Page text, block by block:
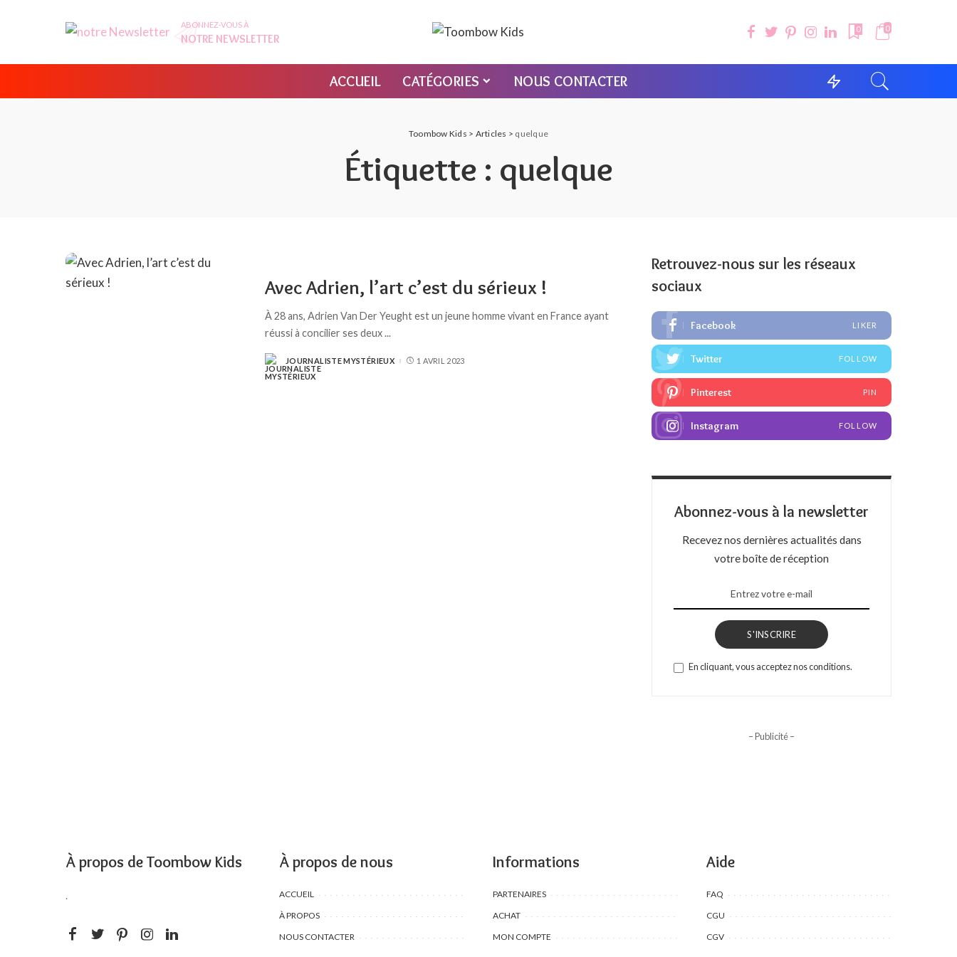
ABONNEZ-VOUS À
NOTRE NEWSLETTER
0 0
ACCUEIL CATÉGORIES NOUS CONTACTER
Toombow Kids > Articles > quelque
Étiquette : quelque
Avec Adrien, l’art c’est du sérieux !
À 28 ans, Adrien Van Der Yeught est un jeune homme vivant en France ayant
réussi à concilier ses deux...
POSTED
BY
JOURNALISTE MYSTÉRIEUX 1 AVRIL 2023
Retrouvez-nous sur les réseaux
sociaux
Facebook LIKER
Twitter FOLLOW
Pinterest PIN
Instagram FOLLOW
Abonnez-vous à la newsletter
Recevez nos dernières actualités dans
votre boîte de réception
S'INSCRIRE
En cliquant, vous acceptez nos conditions.
– Publicité –
À propos de Toombow Kids
.
À propos de nous
ACCUEIL
À PROPOS
NOUS CONTACTER
Informations
PARTENAIRES
ACHAT
MON COMPTE
Aide
FAQ
CGU
CGV